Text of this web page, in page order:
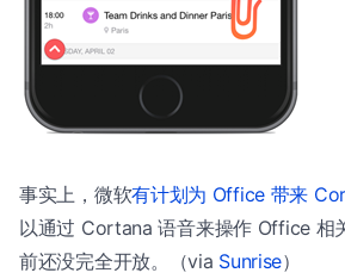
事实上，微软有计划为 Office 带来
以通过 Cortana 语音来操作 Office 相
前还没完全开放。（via Sunrise）